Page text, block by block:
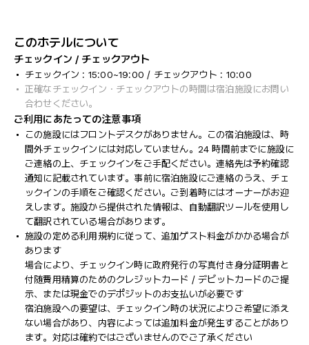
このホテルについて
チェックイン / チェックアウト
チェックイン : 15:00~19:00 / チェックアウト : 10:00
正確なチェックイン・チェックアウトの時間は宿泊施設にお問い
合わせください。
ご利用にあたっての注意事項
この施設にはフロントデスクがありません。この宿泊施設は、時
間外チェックインには対応していません。24 時間前までに施設に
ご連絡の上、チェックインをご手配ください。連絡先は予約確認
通知に記載されています。事前に宿泊施設にご連絡のうえ、チェ
ックインの手順をご確認ください。ご到着時にはオーナーがお迎
えします。施設から提供された情報は、自動翻訳ツールを使用し
て翻訳されている場合があります。
施設の定める利用規約に従って、追加ゲスト料金がかかる場合が
あります
場合により、チェックイン時に政府発行の写真付き身分証明書と
付随費用精算のためのクレジットカード / デビットカードのご提
示、または現金でのデポジットのお支払いが必要です
宿泊施設への要望は、チェックイン時の状況によりご希望に添え
ない場合があり、内容によっては追加料金が発生することがあり
ます。対応は確約ではございませんのでご了承ください